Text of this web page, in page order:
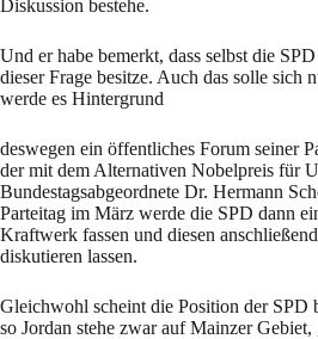
Diskussion bestehe.
Und er habe bemerkt, dass selbst die
dieser Frage besitze. Auch das solle sich
werde es Hintergrund
deswegen ein öffentliches Forum seiner
der mit dem Alternativen Nobelpreis für
Bundestagsabgeordnete Dr. Hermann
Parteitag im März werde die SPD dann
Kraftwerk fassen und diesen
diskutieren lassen.
Gleichwohl scheint die Position der SPD
so Jordan stehe zwar auf Mainzer